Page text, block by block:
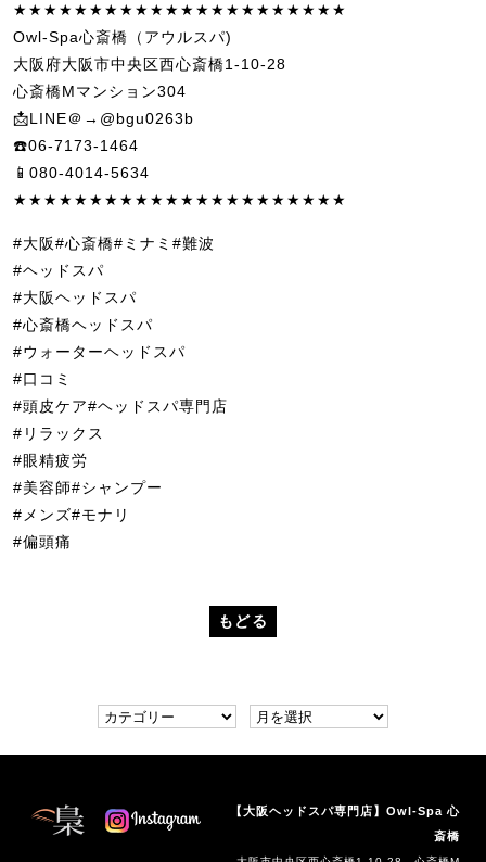
★★★★★★★★★★★★★★★★★★★★★★
Owl-Spa心斎橋（アウルスパ)
大阪府大阪市中央区西心斎橋1-10-28
心斎橋Mマンション304
📩LINE＠→@bgu0263b
☎️06-7173-1464
📱080-4014-5634
★★★★★★★★★★★★★★★★★★★★★★
#大阪#心斎橋#ミナミ#難波
#ヘッドスパ
#大阪ヘッドスパ
#心斎橋ヘッドスパ
#ウォーターヘッドスパ
#口コミ
#頭皮ケア#ヘッドスパ専門店
#リラックス
#眼精疲労
#美容師#シャンプー
#メンズ#モナリ
#偏頭痛
もどる
【大阪ヘッドスパ専門店】Owl-Spa 心
斎橋